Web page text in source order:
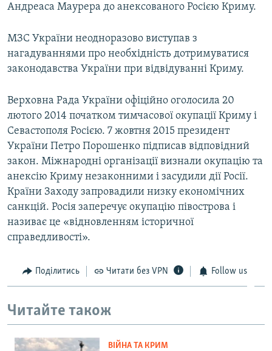
Андреаса Маурера до анексованого Росією Криму.
МЗС України неодноразово виступав з
нагадуваннями про необхідність дотримуватися
законодавства України при відвідуванні Криму.
Верховна Рада України офіційно оголосила 20
лютого 2014 початком тимчасової окупації Криму і
Севастополя Росією. 7 жовтня 2015 президент
України Петро Порошенко підписав відповідний
закон. Міжнародні організації визнали окупацію та
анексію Криму незаконними і засудили дії Росії.
Країни Заходу запровадили низку економічних
санкцій. Росія заперечує окупацію півострова і
називає це «відновленням історичної
справедливості».
Поділитись Читати без VPN Follow us
Читайте також
ВІЙНА ТА КРИМ